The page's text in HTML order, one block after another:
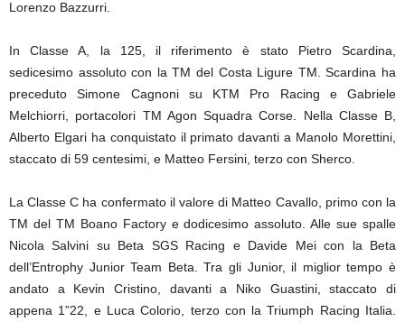
Lorenzo Bazzurri.
In Classe A, la 125, il riferimento è stato Pietro Scardina,
sedicesimo assoluto con la TM del Costa Ligure TM. Scardina ha
preceduto Simone Cagnoni su KTM Pro Racing e Gabriele
Melchiorri, portacolori TM Agon Squadra Corse. Nella Classe B,
Alberto Elgari ha conquistato il primato davanti a Manolo Morettini,
staccato di 59 centesimi, e Matteo Fersini, terzo con Sherco.
La Classe C ha confermato il valore di Matteo Cavallo, primo con la
TM del TM Boano Factory e dodicesimo assoluto. Alle sue spalle
Nicola Salvini su Beta SGS Racing e Davide Mei con la Beta
dell’Entrophy Junior Team Beta. Tra gli Junior, il miglior tempo è
andato a Kevin Cristino, davanti a Niko Guastini, staccato di
appena 1”22, e Luca Colorio, terzo con la Triumph Racing Italia.